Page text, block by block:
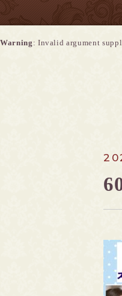
Warning : Invalid argument